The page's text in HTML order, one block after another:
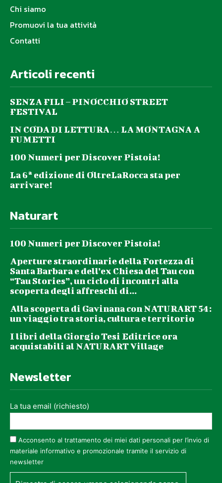
Chi siamo
Promuovi la tua attività
Contatti
Articoli recenti
SENZA FILI – PINOCCHIO STREET
FESTIVAL
IN CODA DI LETTURA… LA MONTAGNA A
FUMETTI
100 Numeri per Discover Pistoia!
La 6ª edizione di OltreLaRocca sta per
arrivare!
Naturart
100 Numeri per Discover Pistoia!
Aperture straordinarie della Fortezza di
Santa Barbara e dell’ex Chiesa del Tau con
“Tau Stories”, un ciclo di incontri alla
scoperta degli affreschi di...
Alla scoperta di Gavinana con NATURART 54:
un viaggio tra storia, cultura e territorio
I libri della Giorgio Tesi Editrice ora
acquistabili al NATURART Village
Newsletter
La tua email (richiesto)
Acconsento al trattamento dei miei dati personali per l’invio di
materiale informativo e promozionale tramite il servizio di
newsletter